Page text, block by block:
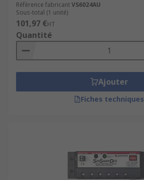
Référence fabricantVS6024AU
Sous-total (1 unité)
101,97 €HT
Quantité
Ajouter
Fiches techniques